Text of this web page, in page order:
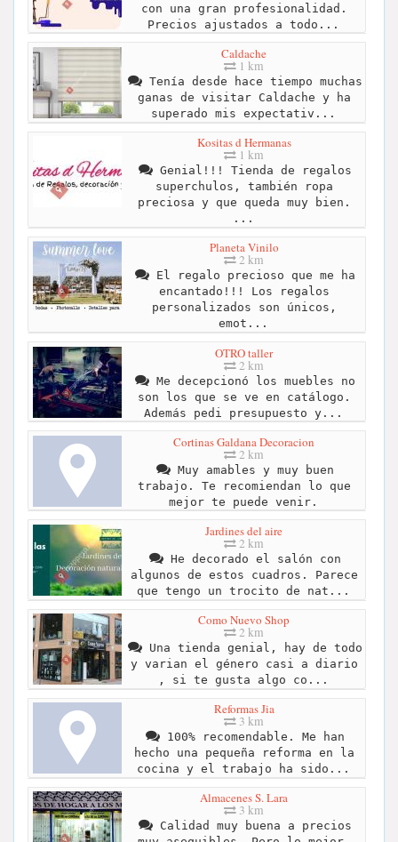
con una gran profesionalidad.
Precios ajustados a todo...
Caldache
1 km
Tenía desde hace tiempo muchas
ganas de visitar Caldache y ha
superado mis expectativ...
Kositas d Hermanas
1 km
Genial!!! Tienda de regalos
superchulos, también ropa
preciosa y que queda muy bien.
...
Planeta Vinilo
2 km
El regalo precioso que me ha
encantado!!! Los regalos
personalizados son únicos,
emot...
OTRO taller
2 km
Me decepcionó los muebles no
son los que se ve en catálogo.
Además pedi presupuesto y...
Cortinas Galdana Decoracion
2 km
Muy amables y muy buen
trabajo. Te recomiendan lo que
mejor te puede venir.
Jardines del aire
2 km
He decorado el salón con
algunos de estos cuadros. Parece
que tengo un trocito de nat...
Como Nuevo Shop
2 km
Una tienda genial, hay de todo
y varian el género casi a diario
, si te gusta algo co...
Reformas Jia
3 km
100% recomendable. Me han
hecho una pequeña reforma en la
cocina y el trabajo ha sido...
Almacenes S. Lara
3 km
Calidad muy buena a precios